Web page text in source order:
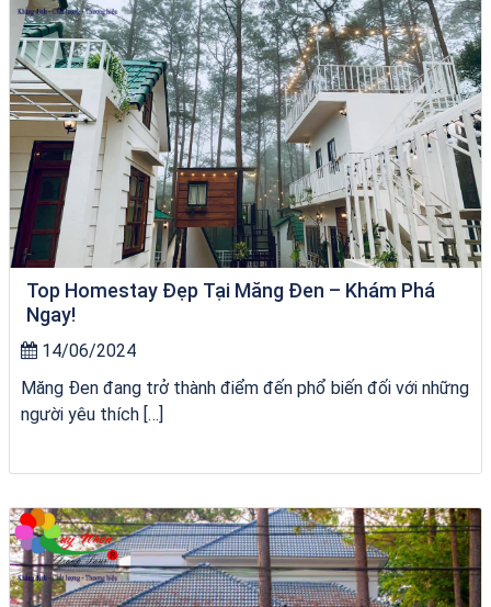
Top Homestay Đẹp Tại Măng Đen – Khám Phá
Ngay!
14/06/2024
Măng Đen đang trở thành điểm đến phổ biến đối với những
người yêu thích […]
Tour Quy Nhơn 3 Đảo